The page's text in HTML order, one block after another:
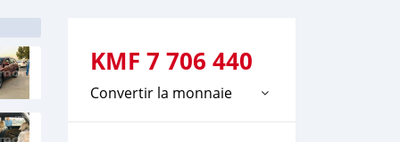
KMF 7 706 440
Convertir la monnaie